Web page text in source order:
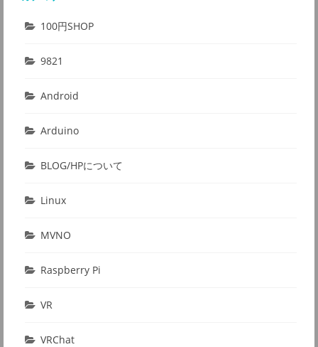
100円SHOP
9821
Android
Arduino
BLOG/HPについて
Linux
MVNO
Raspberry Pi
VR
VRChat